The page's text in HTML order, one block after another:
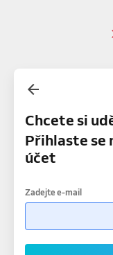
Chcete si
Přihlaste se
účet
Zadejte e-mail